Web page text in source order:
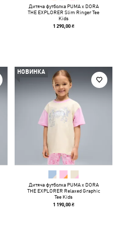
Дитяча футболка PUMA x DORA
THE EXPLORER Slim Ringer Tee
Kids
1 290,00 ₴
НОВИНКА
Дитяча футболка PUMA x DORA
THE EXPLORER Relaxed Graphic
Tee Kids
1 190,00 ₴